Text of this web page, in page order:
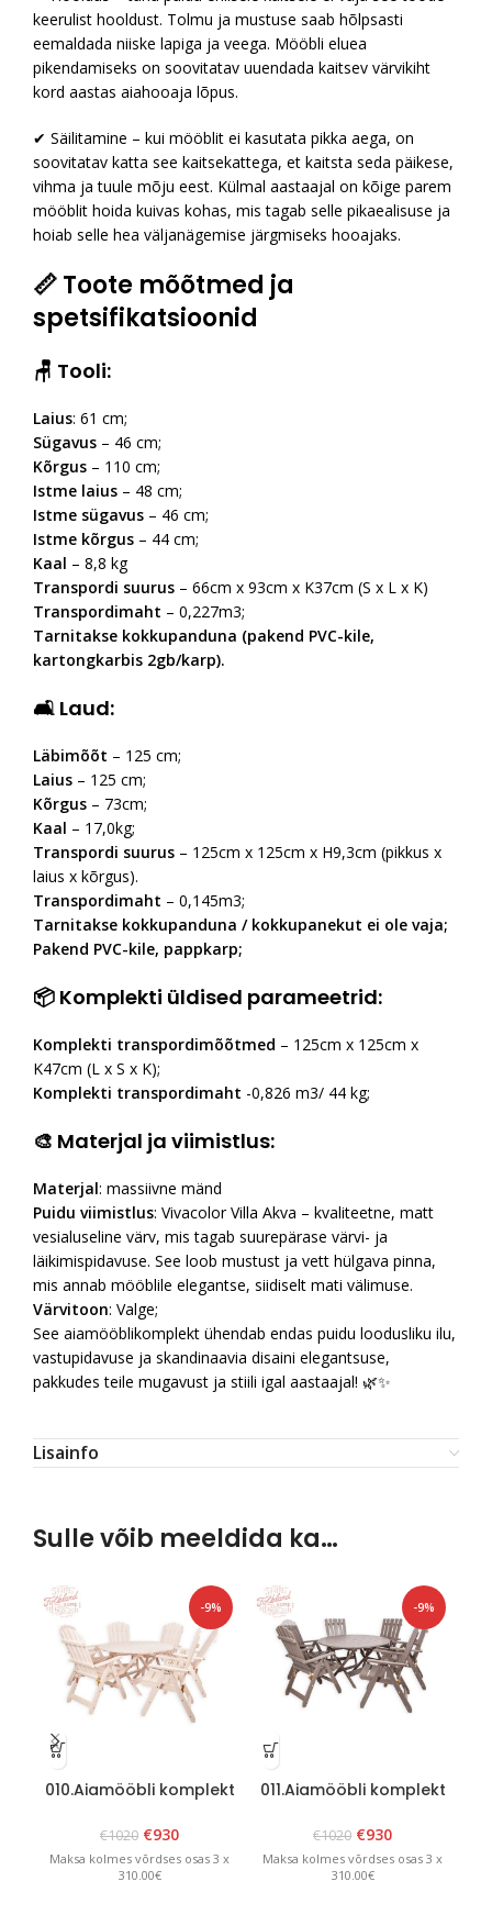
keerulist hooldust. Tolmu ja mustuse saab hõlpsasti
eemaldada niiske lapiga ja veega. Mööbli eluea
pikendamiseks on soovitatav uuendada kaitsev värvikiht
kord aastas aiahooaja lõpus.
✔ Säilitamine – kui mööblit ei kasutata pikka aega, on
soovitatav katta see kaitsekattega, et kaitsta seda päikese,
vihma ja tuule mõju eest. Külmal aastaajal on kõige parem
mööblit hoida kuivas kohas, mis tagab selle pikaealisuse ja
hoiab selle hea väljanägemise järgmiseks hooajaks.
📏 Toote mõõtmed ja
spetsifikatsioonid
🪑 Tooli:
Laius: 61 cm;
Sügavus – 46 cm;
Kõrgus – 110 cm;
Istme laius – 48 cm;
Istme sügavus – 46 cm;
Istme kõrgus – 44 cm;
Kaal – 8,8 kg
Transpordi suurus – 66cm x 93cm x K37cm (S x L x K)
Transpordimaht – 0,227m3;
Tarnitakse kokkupanduna (pakend PVC-kile,
kartongkarbis 2gb/karp).
🛋 Laud:
Läbimõõt – 125 cm;
Laius – 125 cm;
Kõrgus – 73cm;
Kaal – 17,0kg;
Transpordi suurus – 125cm x 125cm x H9,3cm (pikkus x
laius x kõrgus).
Transpordimaht – 0,145m3;
Tarnitakse kokkupanduna / kokkupanekut ei ole vaja;
Pakend PVC-kile, pappkarp;
📦 Komplekti üldised parameetrid:
Komplekti transpordimõõtmed – 125cm x 125cm x
K47cm (L x S x K);
Komplekti transpordimaht -0,826 m3/ 44 kg;
🎨 Materjal ja viimistlus:
Materjal: massiivne mänd
Puidu viimistlus: Vivacolor Villa Akva – kvaliteetne, matt
vesialuseline värv, mis tagab suurepärase värvi- ja
läikimispidavuse. See loob mustust ja vett hülgava pinna,
mis annab mööblile elegantse, siidiselt mati välimuse.
Värvitoon: Valge;
See aiamööblikomplekt ühendab endas puidu loodusliku ilu,
vastupidavuse ja skandinaavia disaini elegantsuse,
pakkudes teile mugavust ja stiili igal aastaajal! 🌿✨
Lisainfo
Sulle võib meeldida ka…
-9%
010.Aiamööbli komplekt
€1020 €930
Maksa kolmes võrdses osas 3 x
310.00€
-9%
011.Aiamööbli komplekt
€1020 €930
Maksa kolmes võrdses osas 3 x
310.00€